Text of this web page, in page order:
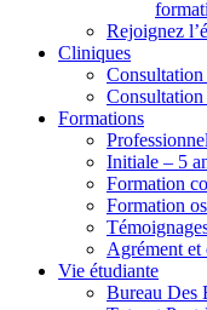
Rejoignez
Cliniques
Formations
Initiale – 5
Formation
Formation
Agrément et
Vie étudiante
Bureau Des